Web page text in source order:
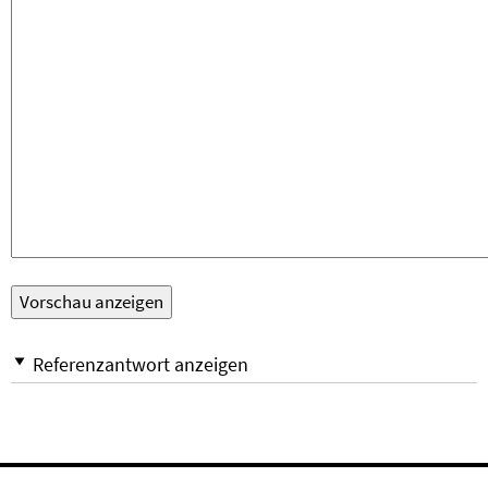
Referenzantwort anzeigen